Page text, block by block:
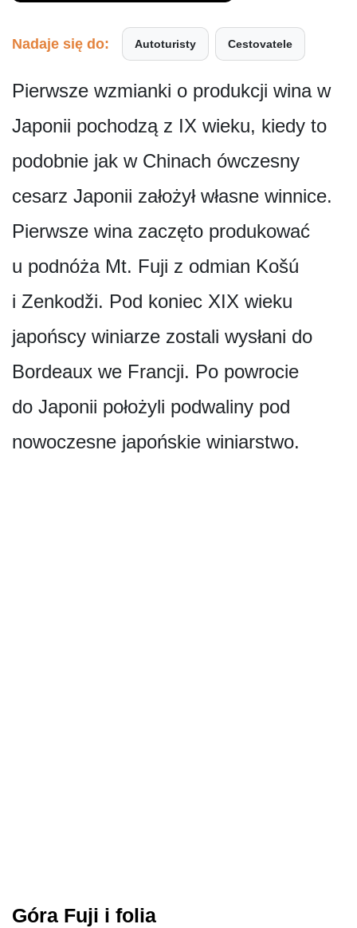
Nadaje się do: Autoturisty Cestovatele
Pierwsze wzmianki o produkcji wina w
Japonii pochodzą z IX wieku, kiedy to
podobnie jak w Chinach ówczesny
cesarz Japonii założył własne winnice.
Pierwsze wina zaczęto produkować
u podnóża Mt. Fuji z odmian Košú
i Zenkodži. Pod koniec XIX wieku
japońscy winiarze zostali wysłani do
Bordeaux we Francji. Po powrocie
do Japonii położyli podwaliny pod
nowoczesne japońskie winiarstwo.
Góra Fuji i folia